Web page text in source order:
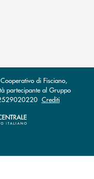
apre l’app di posta
di Fisciano,
partecipante al Gruppo
Crediti